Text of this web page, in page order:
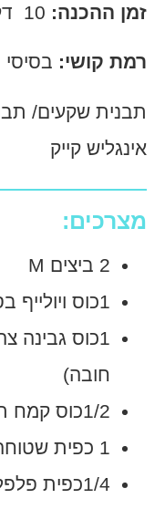
זמן ההכנה:
רמת קושי: בסיסי
אינגליש קייק
מצרכים:
2 ביצים M
1כוס ויולייף בסיס צמחי לבישול ולהקצפה
1כוס גבינה
חובה)
1/2כוס קמח תופח
1 כפית שטוחה מלח דק
1/4כפית פלפל שחור טחון